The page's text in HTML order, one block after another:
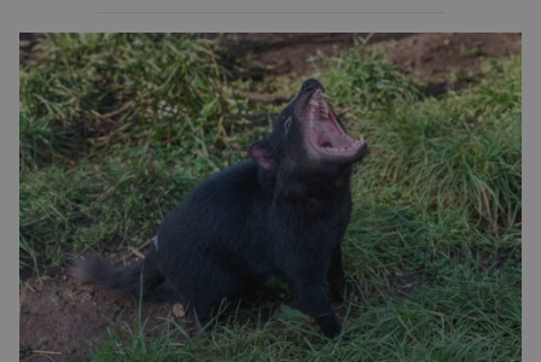
prazvláštní stonožce podobný tvor, který měl
zárodky zbraní typických pro dnešní pavouky.
Pavouci, štíři či klíšťata jsou členovci patřící do
skupiny klepítkatců. Vyznačují se takzvanými
chelicerami, které u nich představují právě […]